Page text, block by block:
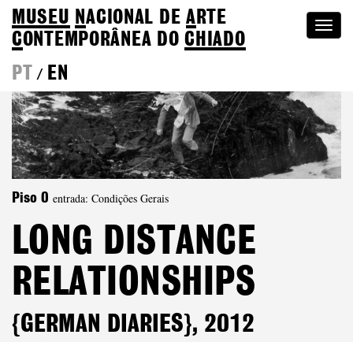
MUSEU NACIONAL DEA RTE
CONTEMPORÂNEA DOCHIADO
PT
/ EN
Piso 0 entrada: Condições Gerais
LONG DISTANCE
RELATIONSHIPS
{GERMAN DIARIES}, 2012